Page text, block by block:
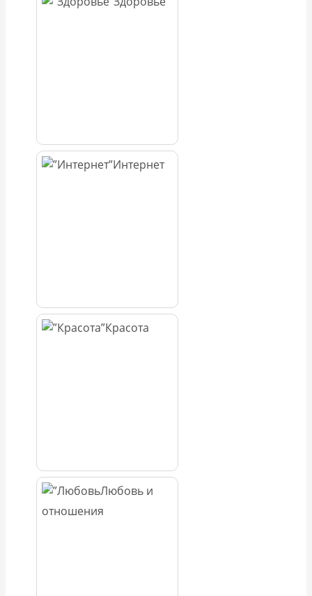
Интернет
Красота
Любовь и
отношения